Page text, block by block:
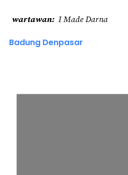
wartawan I Made Darna
Badung Denpasar